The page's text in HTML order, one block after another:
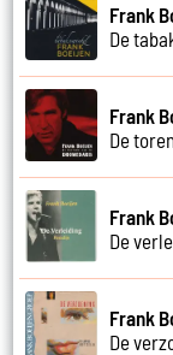
Frank
De
Frank
De
Frank
De
Frank
De